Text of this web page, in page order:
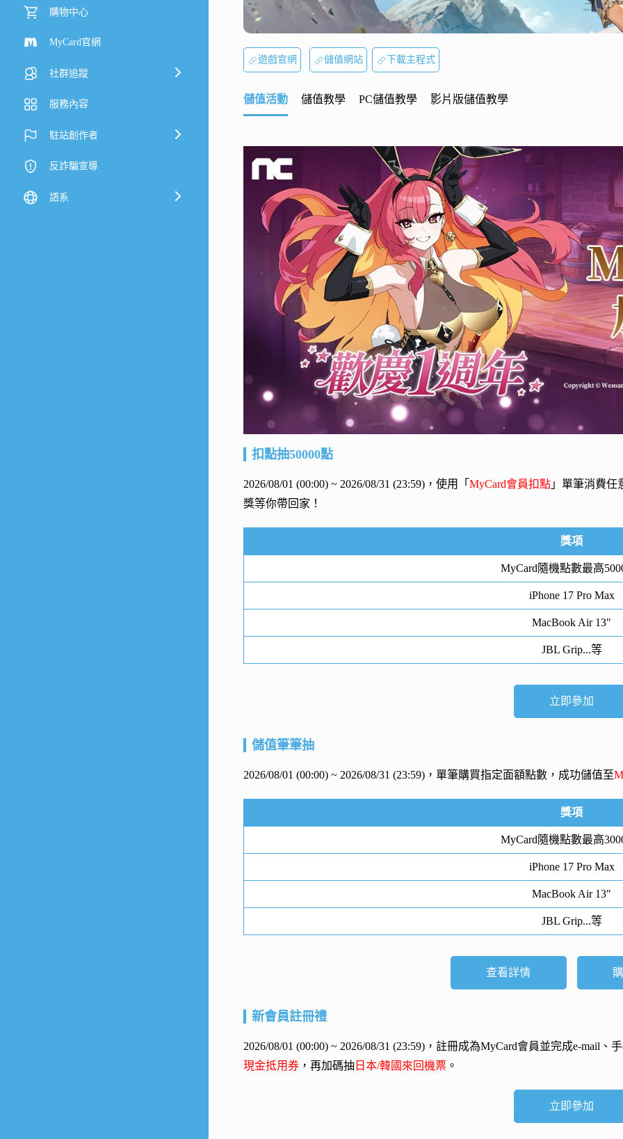
購物中心
MyCard官網
社群追蹤
服務內容
駐站創作者
反詐騙宣導
語系
遊戲官網 儲值網站 下載主程式
儲值活動 儲值教學 PC儲值教學 影片版儲值教學
扣點抽50000點
2026/08/01 (00:00) ~ 2026/08/31 (23:59)，使用「 MyCard會員扣點 」單筆消費任
獎等你帶回家！
獎項
MyCard隨機點數最高
iPhone 17 Pro Max
MacBook Air 13"
JBL Grip...等
立即參加
儲值筆筆抽
2026/08/01 (00:00) ~ 2026/08/31 (23:59)，單筆購買指定面額點數，成功儲值至
獎項
MyCard隨機點數最高
iPhone 17 Pro Max
MacBook Air 13"
JBL Grip...等
查看詳情
新會員註冊禮
2026/08/01 (00:00) ~ 2026/08/31 (23:59)，註冊成為MyCard會員並完成e-mail、
現金抵用券 ，再加碼抽 日本/韓國來回機票 。
立即參加